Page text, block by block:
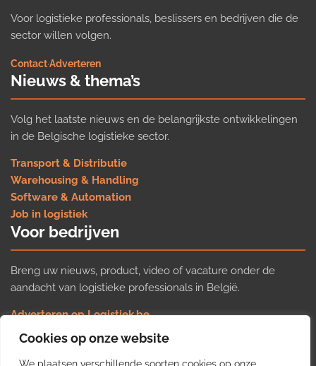
Cookies op onze website
Voor logistieke professionals, beslissers en bedrijven die de
sector willen volgen.
Contact·Adverteren
Nieuws & thema’s
Volg het laatste nieuws en de belangrijkste ontwikkelingen
in de Belgische logistieke sector.
Transport & Distributie
Warehousing & Handling
Software & Automation
Job in logistiek
Voor bedrijven
Breng uw nieuws, product, video of vacature onder de
aandacht van logistieke professionals in België.
Adverteren op Logistiek.be
Nieuws insturen
Uw video op Logistiek.TV